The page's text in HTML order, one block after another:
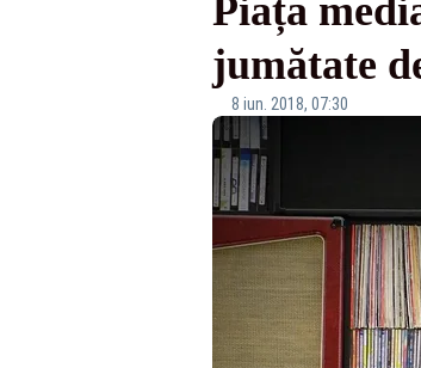
Piața
jumătate
8 iun. 2018, 07:30